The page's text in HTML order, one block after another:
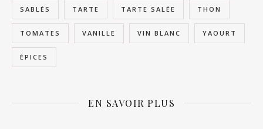
SABLÉS TARTE TARTE SALÉE THON
TOMATES VANILLE VIN BLANC YAOURT
ÉPICES
EN SAVOIR PLUS